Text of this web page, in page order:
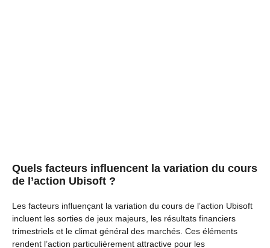
Quels facteurs influencent la variation du cours
de l’action Ubisoft ?
Les facteurs influençant la variation du cours de l’action Ubisoft
incluent les sorties de jeux majeurs, les résultats financiers
trimestriels et le climat général des marchés. Ces éléments
rendent l’action particulièrement attractive pour les